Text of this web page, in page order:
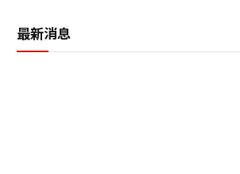
最新消息